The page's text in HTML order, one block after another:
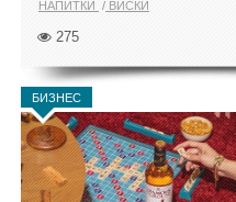
НАПИТКИ ВИСКИ
275
БИЗНЕС